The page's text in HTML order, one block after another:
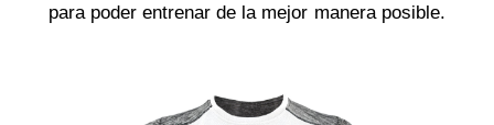
para poder entrenar de la mejor manera posible.